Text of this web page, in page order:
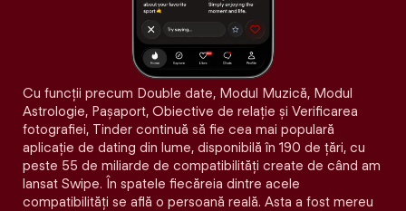
Cu funcții precum Double date, Modul Muzică, Modul
Astrologie, Pașaport, Obiective de relație și Verificarea
fotografiei, Tinder continuă să fie cea mai populară
aplicație de dating din lume, disponibilă în 190 de țări, cu
peste 55 de miliarde de compatibilități create de când am
lansat Swipe. În spatele fiecăreia dintre acele
compatibilităţi se află o persoană reală. Asta a fost mereu